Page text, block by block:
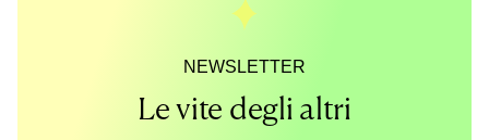
NEWSLETTER
Le vite degli altri